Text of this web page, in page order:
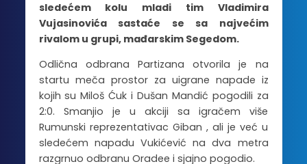
sledećem kolu mladi tim Vladimira
Vujasinovića sastaće se sa najvećim
rivalom u grupi, mađarskim Segedom.
Odlična odbrana Partizana otvorila je na
startu meča prostor za uigrane napade iz
kojih su Miloš Ćuk i Dušan Mandić pogodili za
2:0. Smanjio je u akciji sa igračem više
Rumunski reprezentativac Giban , ali je već u
sledećem napadu Vukićević na dva metra
razgrnuo odbranu Oradee i sjajno pogodio.